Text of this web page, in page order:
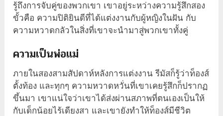
รู้ถึงการจับคู่ของพวกเขา เขาอยู่ระหว่างความรู้สึกสอง
ขั้วคือ ความปิติยินดีที่ได้แต่งงานกับผู้หญิงในฝัน กับ
ความหวาดกลัวในสิ่งที่เขาจะนำมาสู่พวกเขาทั้งคู่
ความเป็นพ่อแม่
ภายในสองสามสัปดาห์หลังการแต่งงาน รีมัสก็รู้ว่าท็องส์
ตั้งท้อง และทุกๆ ความหวาดหวั่นที่เขาเคยรู้สึกก็ปรากฏ
ขึ้นมา เขาแน่ใจว่าเขาได้ส่งผ่านสภาพที่ตนเองเป็นให้
กับเด็กน้อยไร้เดียงสา และเขายังทำให้ท็องส์มีชีวิต